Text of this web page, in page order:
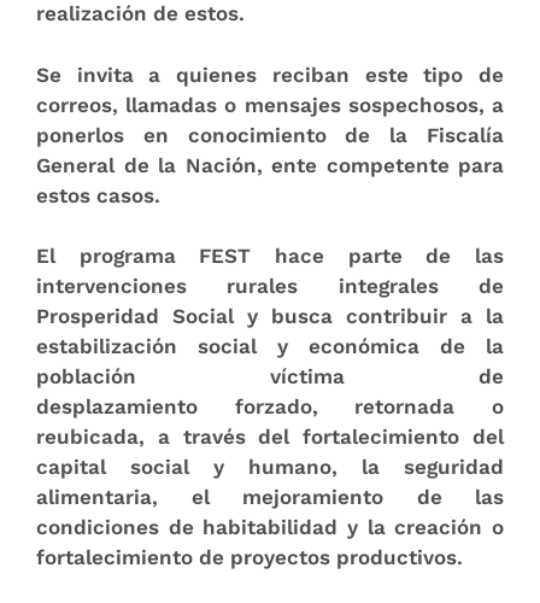
realización de estos.
Se invita a quienes reciban este tipo de
correos, llamadas o mensajes sospechosos, a
ponerlos en conocimiento de la Fiscalía
General de la Nación, ente competente para
estos casos.
El programa FEST hace parte de las
intervenciones rurales integrales de
Prosperidad Social y busca contribuir a la
estabilización social y económica de la
población víctima de
desplazamiento forzado, retornada o
reubicada, a través del fortalecimiento del
capital social y humano, la seguridad
alimentaria, el mejoramiento de las
condiciones de habitabilidad y la creación o
fortalecimiento de proyectos productivos.​